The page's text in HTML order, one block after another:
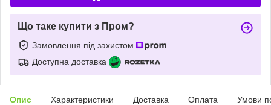
Що таке купити з Пром?
Замовлення під захистом
Доступна доставка
Опис Характеристики Доставка Оплата Умови